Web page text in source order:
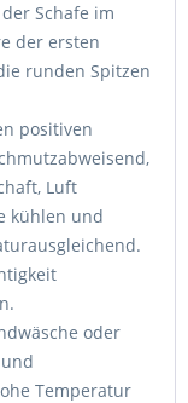
Schafe im
der ersten
runden Spitzen
positiven
Luft
kühlen und
oder
Temperatur